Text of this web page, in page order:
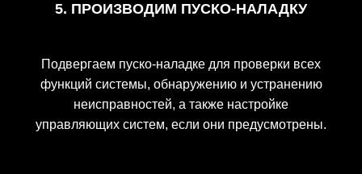
5. ПРОИЗВОДИМ ПУСКО-НАЛАДКУ
Подвергаем пуско-наладке для проверки всех
функций системы, обнаружению и устранению
неисправностей, а также настройке
управляющих систем, если они предусмотрены.